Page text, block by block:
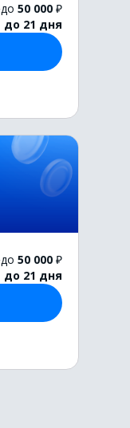
до 50 000 ₽
до 21 дня
до 50 000 ₽
до 21 дня